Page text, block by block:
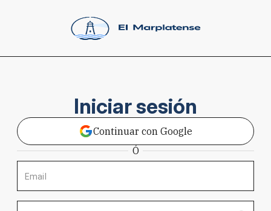
Iniciar sesión
Continuar con Google
Ó
Email